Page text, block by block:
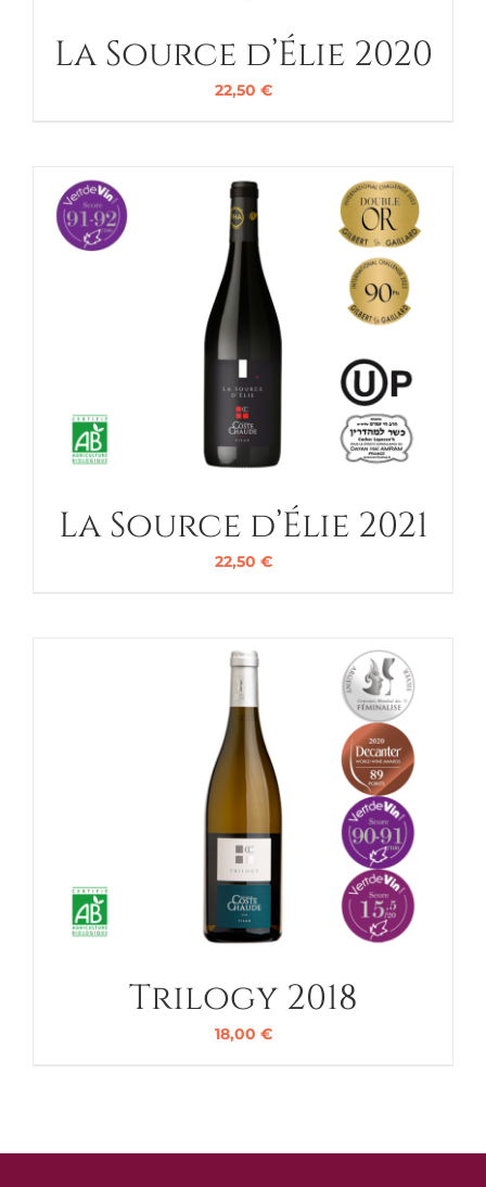
La Source d’Élie 2020
22,50 €
La Source d’Élie 2021
22,50 €
Trilogy 2018
18,00 €